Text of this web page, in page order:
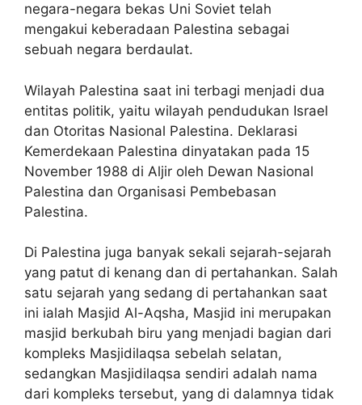
negara-negara bekas Uni Soviet telah
mengakui keberadaan Palestina sebagai
sebuah negara berdaulat.
Wilayah Palestina saat ini terbagi menjadi dua
entitas politik, yaitu wilayah pendudukan Israel
dan Otoritas Nasional Palestina. Deklarasi
Kemerdekaan Palestina dinyatakan pada 15
November 1988 di Aljir oleh Dewan Nasional
Palestina dan Organisasi Pembebasan
Palestina.
Di Palestina juga banyak sekali sejarah-sejarah
yang patut di kenang dan di pertahankan. Salah
satu sejarah yang sedang di pertahankan saat
ini ialah Masjid Al-Aqsha, Masjid ini merupakan
masjid berkubah biru yang menjadi bagian dari
kompleks Masjidilaqsa sebelah selatan,
sedangkan Masjidilaqsa sendiri adalah nama
dari kompleks tersebut, yang di dalamnya tidak